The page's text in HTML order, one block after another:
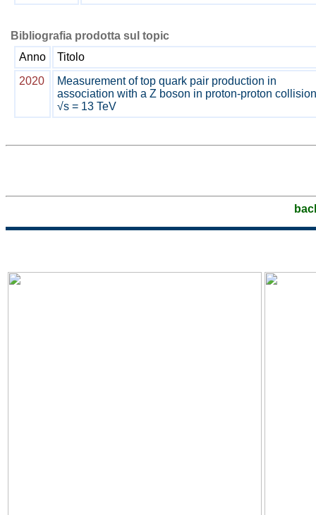
Bibliografia prodotta sul topic
Anno
Titolo
2020
Measurement of top quark pair production in
association with a Z boson in proton-proton
√s = 13 TeV